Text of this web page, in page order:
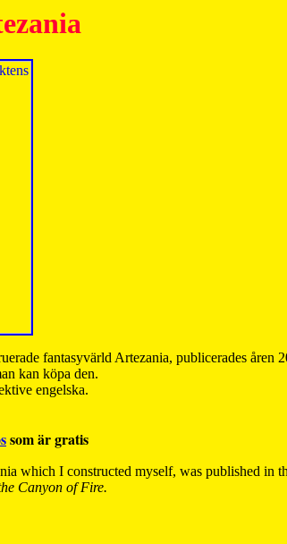
fantasyvärld Artezania, publicerades åren
kan köpa den.
engelska.
som är gratis
which I constructed myself, was published in
Canyon of Fire.